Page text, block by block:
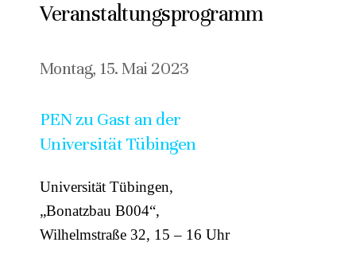
Veranstaltungsprogramm
Montag, 15. Mai 2023
PEN zu Gast an der
Universität Tübingen
Universität Tübingen,
„Bonatzbau B004“,
Wilhelmstraße 32, 15 – 16 Uhr